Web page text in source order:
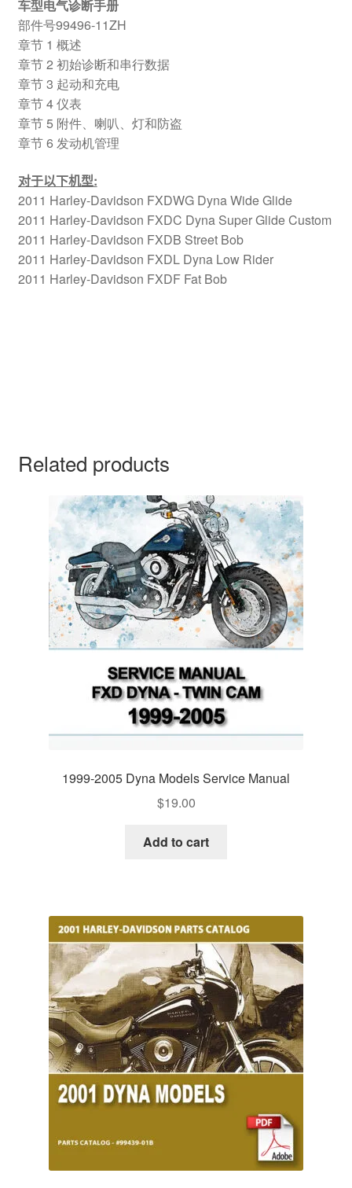
车型电气诊断手册
部件号99496-11ZH
章节 1 概述
章节 2 初始诊断和串行数据
章节 3 起动和充电
章节 4 仪表
章节 5 附件、喇叭、灯和防盗
章节 6 发动机管理
对于以下机型:
2011 Harley-Davidson FXDWG Dyna Wide Glide
2011 Harley-Davidson FXDC Dyna Super Glide Custom
2011 Harley-Davidson FXDB Street Bob
2011 Harley-Davidson FXDL Dyna Low Rider
2011 Harley-Davidson FXDF Fat Bob
Related products
1999-2005 Dyna Models Service Manual
$19.00
Add to cart